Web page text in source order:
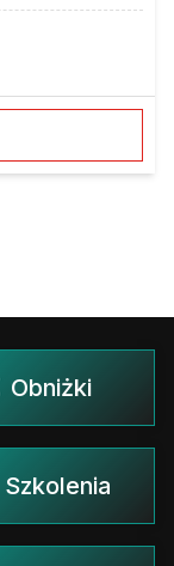
Obniżki
Szkolenia